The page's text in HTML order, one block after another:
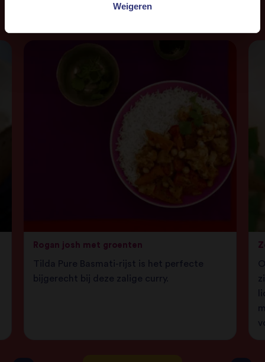
Weigeren
Rogan josh met groenten
Tilda Pure Basmati-rijst is het perfecte
bijgerecht bij deze zalige curry.